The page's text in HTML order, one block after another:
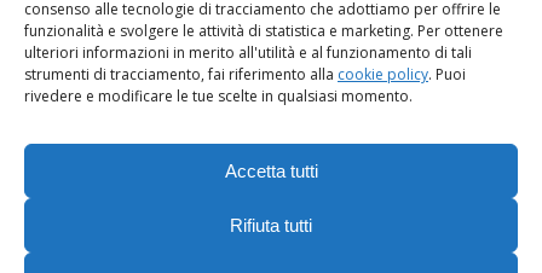
consenso alle tecnologie di tracciamento che adottiamo per offrire le
funzionalità e svolgere le attività di statistica e marketing. Per ottenere
ulteriori informazioni in merito all'utilità e al funzionamento di tali
strumenti di tracciamento, fai riferimento alla cookie policy. Puoi
rivedere e modificare le tue scelte in qualsiasi momento.
Accetta tutti
Rifiuta tutti
modello giusto
21 Aprile 2026
Ridurre i costi di stampa aziendali senza stampare